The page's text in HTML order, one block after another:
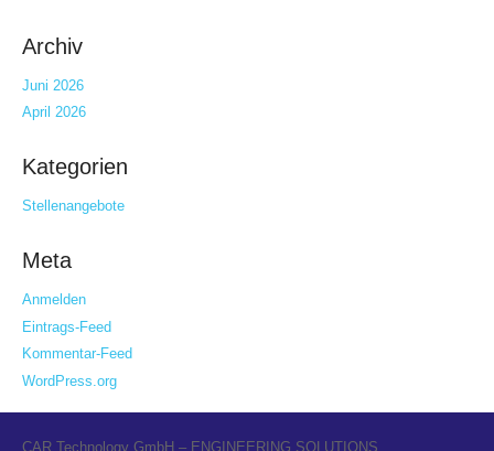
Archiv
Juni 2026
April 2026
Kategorien
Stellenangebote
Meta
Anmelden
Eintrags-Feed
Kommentar-Feed
WordPress.org
CAR Technology GmbH – ENGINEERING SOLUTIONS